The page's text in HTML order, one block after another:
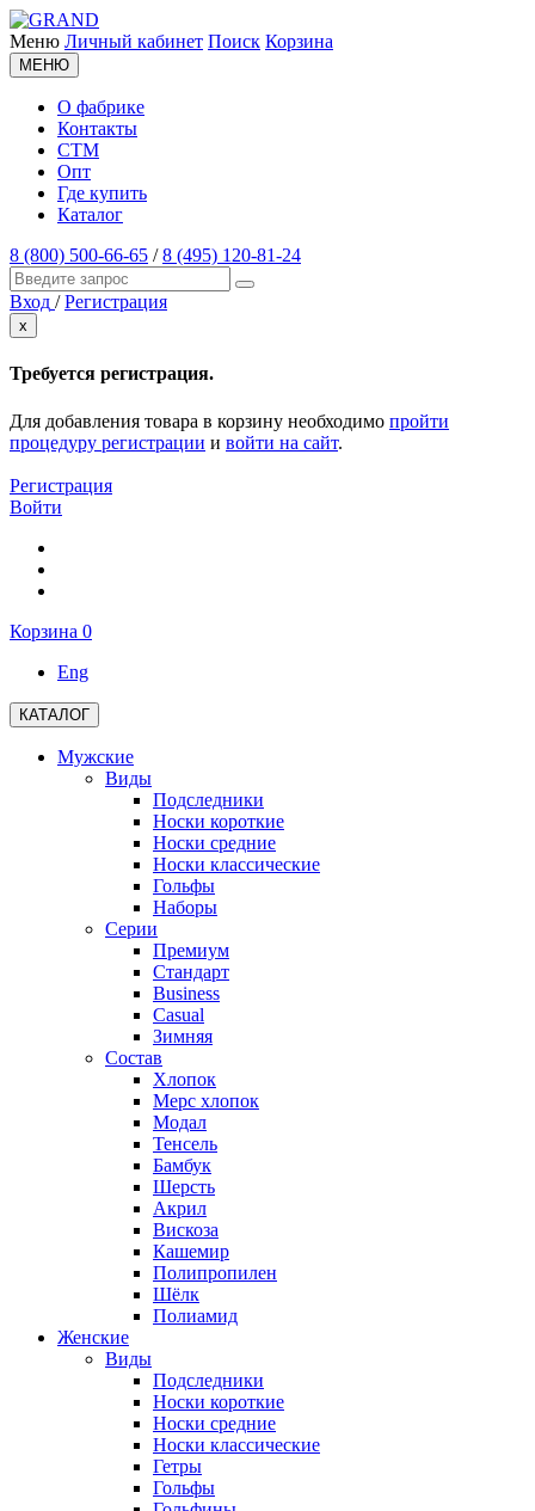
Меню Личный кабинет Поиск Корзина
МЕНЮ
О фабрике
Контакты
СТМ
Опт
Где купить
Каталог
8 (800) 500-66-65 /8 (495) 120-81-24
Вход / Регистрация
x
Требуется регистрация.
Для добавления товара в корзину необходимо пройти
процедуру регистрации и войти на сайт.
Регистрация
Войти
Корзина 0
Eng
КАТАЛОГ
Мужские
Виды
Подследники
Носки короткие
Носки средние
Носки классические
Гольфы
Наборы
Серии
Премиум
Стандарт
Business
Casual
Зимняя
Состав
Хлопок
Мерс хлопок
Модал
Тенсель
Бамбук
Шерсть
Акрил
Вискоза
Кашемир
Полипропилен
Шёлк
Полиамид
Женские
Виды
Подследники
Носки короткие
Носки средние
Носки классические
Гетры
Гольфы